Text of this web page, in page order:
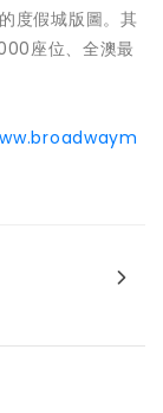
度假城版圖。其
座位、全澳最